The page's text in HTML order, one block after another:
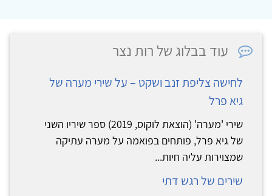
עוד בבלוג של רות נצר
לחישה צליפת זנב ושקט – על שירי מערה של
גיא פרל
שירי 'מערה' (הוצאת לוקוס, 2019) ספר שיריו השני
של גיא פרל, פותחים בפואמה על מערה עתיקה
שמצוירות עליה חיות...
שירים של רגש דתי